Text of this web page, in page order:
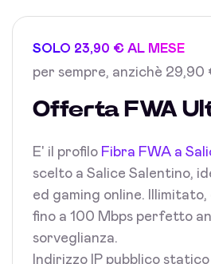
SOLO 23,90 € AL MESE
per sempre, anzichè 29,90
Offerta FWA
E' il profilo Fibra FWA a
scelto a Salice Salentino,
ed gaming online. Illimitato,
fino a 100 Mbps perfetto
sorveglianza.
Indirizzo IP pubblico